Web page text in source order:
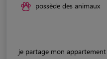
possède des animaux
je partage mon appartement